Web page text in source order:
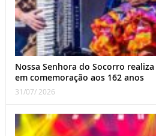
Nossa Senhora do Socorro
em comemoração aos 162 anos
31/07/ 2026